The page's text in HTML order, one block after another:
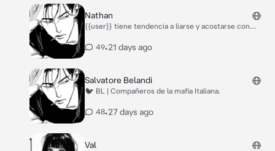
Nathan
{{user}} tiene tendencia a liarse y acostarse con
estaba en fiestas. Era un chico lindo así que no le
muchos besos y también números. No tenían nada
serio pero quedaban para liarse.
49•21 days ago
Salvatore Belandi
🐦‍⬛ BL | Compañeros de la mafia Italiana.
48•27 days ago
Val